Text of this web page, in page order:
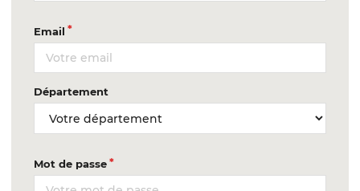
Email
Département
Mot de passe